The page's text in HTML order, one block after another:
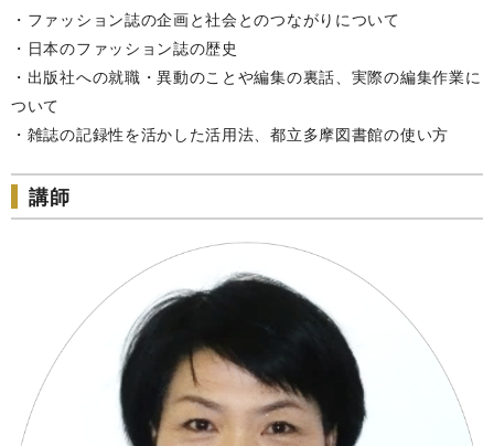
・ファッション誌の企画と社会とのつながりについて
・日本のファッション誌の歴史
・出版社への就職・異動のことや編集の裏話、実際の編集作業に
ついて
・雑誌の記録性を活かした活用法、都立多摩図書館の使い方
講師